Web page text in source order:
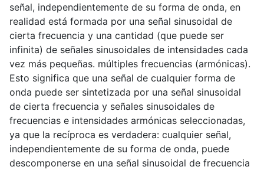
señal, independientemente de su forma de onda, en
realidad está formada por una señal sinusoidal de
cierta frecuencia y una cantidad (que puede ser
infinita) de señales sinusoidales de intensidades cada
vez más pequeñas. múltiples frecuencias (armónicas).
Esto significa que una señal de cualquier forma de
onda puede ser sintetizada por una señal sinusoidal
de cierta frecuencia y señales sinusoidales de
frecuencias e intensidades armónicas seleccionadas,
ya que la recíproca es verdadera: cualquier señal,
independientemente de su forma de onda, puede
descomponerse en una señal sinusoidal de frecuencia